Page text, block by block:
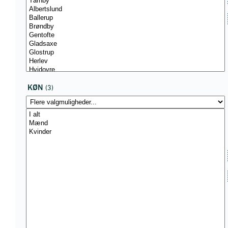
KØN (3)